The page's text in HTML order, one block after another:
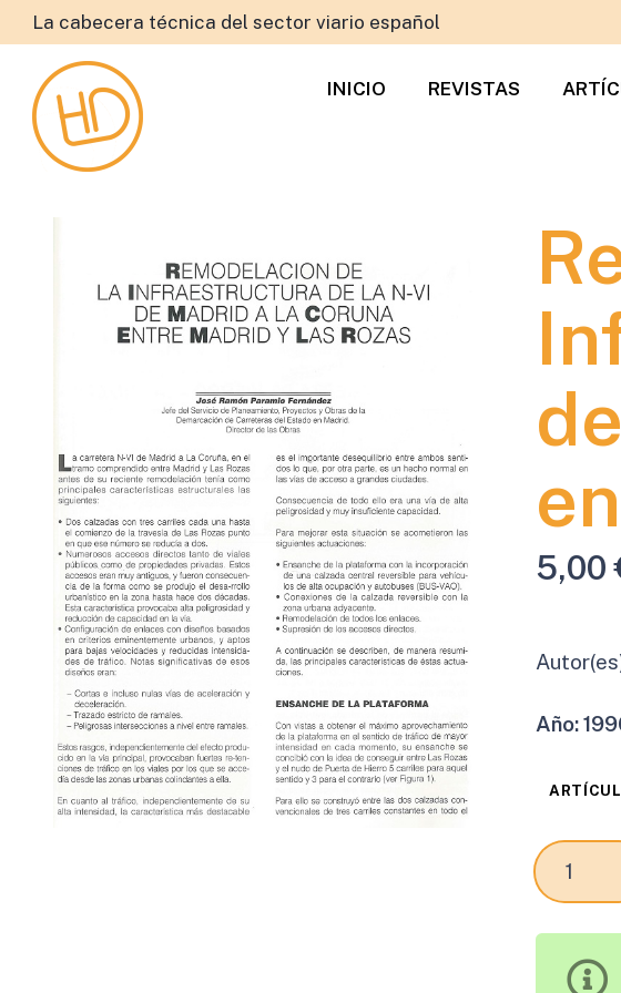
La cabecera técnica del sector viario español
INICIO REVISTAS
5,00
Año:
de